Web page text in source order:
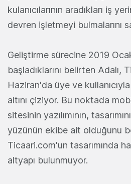
kulanıcılarının aradıkları iş
devren işletmeyi bulmalarını
Geliştirme sürecine 2019
başladıklarını belirten Adalı,
Haziran'da üye ve
altını çiziyor. Bu noktada
sitesinin yazılımının,
yüzünün ekibe ait olduğunu
Ticaari.com'un tasarımında
altyapı bulunmuyor.